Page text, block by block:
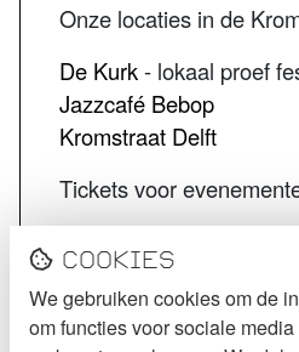
Onze locaties in de
De Kurk- lokaal proef
Jazzcafé Bebop
Kromstraat Delft
Tickets voor
De Kurk tickets
Jazzcafé Bebop tickets
Cookies
We gebruiken cookies om de
om functies voor sociale